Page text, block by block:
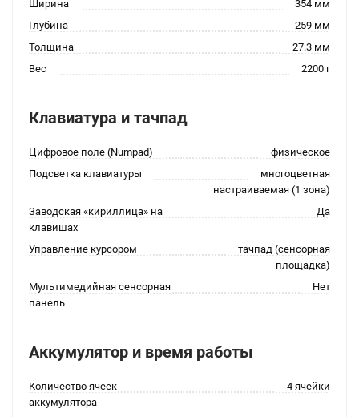
Ширина
354 мм
Глубина
259 мм
Толщина
27.3 мм
Вес
2200 г
Клавиатура и тачпад
Цифровое поле (Numpad)
физическое
Подсветка клавиатуры
многоцветная
настраиваемая (1 зона)
Заводская «кириллица» на
клавишах
Да
Управление курсором
тачпад (сенсорная
площадка)
Мультимедийная сенсорная
панель
Нет
Аккумулятор и время работы
Количество ячеек
аккумулятора
4 ячейки